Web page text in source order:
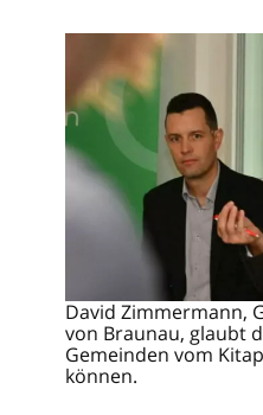
David Zimmermann,
von Braunau, glaubt
Gemeinden vom
können.